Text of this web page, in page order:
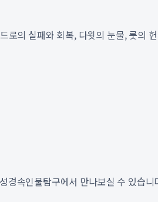
로의 실패와 회복, 다윗의 눈물, 룻의
경속인물탐구에서 만나보실 수 있습니